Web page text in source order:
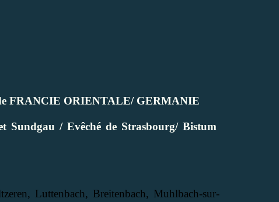
FRANCIE ORIENTALE/ GERMANIE
Sundgau / Evêché de Strasbourg/ Bistum
Luttenbach, Breitenbach, Muhlbach-sur-